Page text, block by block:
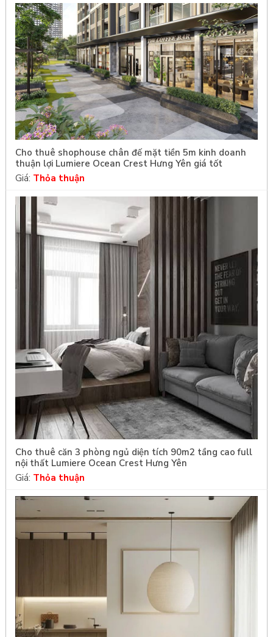
Cho thuê shophouse chân đế mặt tiền 5m kinh doanh
thuận lợi Lumiere Ocean Crest Hưng Yên giá tốt
Giá: Thỏa thuận
Cho thuê căn 3 phòng ngủ diện tích 90m2 tầng cao full
nội thất Lumiere Ocean Crest Hưng Yên
Giá: Thỏa thuận